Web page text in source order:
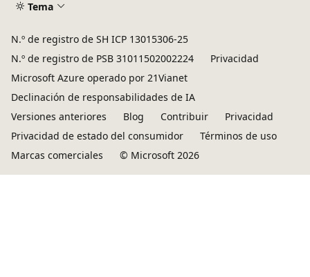
Tema
N.º de registro de SH ICP 13015306-25
N.º de registro de PSB 31011502002224
Privacidad
Microsoft Azure operado por 21Vianet
Declinación de responsabilidades de IA
Versiones anteriores
Blog Contribuir
Privacidad
Privacidad de estado del consumidor
Términos de uso
Marcas comerciales
© Microsoft 2026